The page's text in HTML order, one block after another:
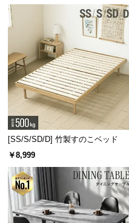
会
員
規
約
つ
い
て
お
[SS/S/SD/D] 竹製すのこベッド
￥8,999